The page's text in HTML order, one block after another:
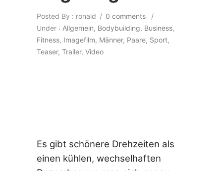
Posted By : ronald / 0 comments
/
Under : Allgemein, Bodybuilding, Business,
Fitness, Imagefilm, Männer, Paare, Sport,
Teaser, Trailer, Video
Es gibt schönere Drehzeiten als
einen kühlen, wechselhaften